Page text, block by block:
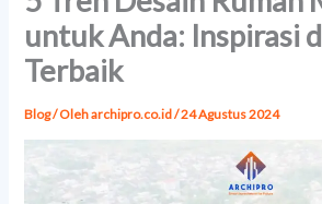
untuk Anda: Inspirasi
Terbaik
Blog/ Oleharchipro.co.id/24 Agustus 2024